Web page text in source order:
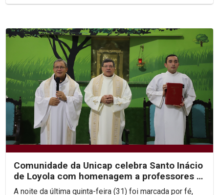
Comunidade da Unicap celebra Santo Inácio
de Loyola com homenagem a professores e
jesuítas
A noite da última quinta-feira (31) foi marcada por fé,